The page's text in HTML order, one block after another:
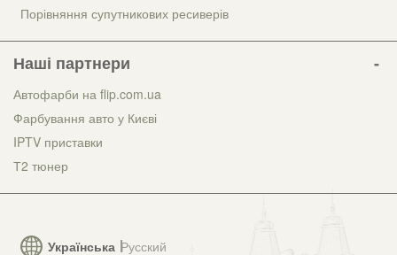
Українська Русский
Порівняння супутникових ресиверів
Наші партнери
Автофарби на flip.com.ua
Фарбування авто у Києві
IPTV приставки
Т2 тюнер